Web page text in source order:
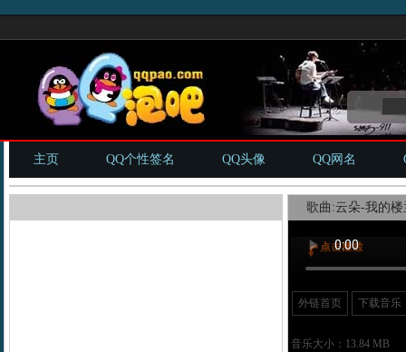
主页 QQ个性签名 QQ头像 QQ网名
歌曲:云朵-我的楼
外链首页 下载音乐
音乐大小：13.84 MB